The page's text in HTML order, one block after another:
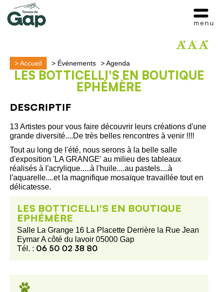
>Accueil > Événements >Agenda
LES BOTTICELLI'S EN BOUTIQUE
EPHÉMÈRE
DESCRIPTIF
13 Artistes pour vous faire découvrir leurs créations d'une
grande diversité....De très belles rencontres à venir !!!!
Tout au long de l'été, nous serons à la belle salle
d'exposition 'LA GRANGE' au milieu des tableaux
réalisés à l'acrylique.....à l'huile....au pastels....à
l'aquarelle....et la magnifique mosaïque travaillée tout en
délicatesse.
LES BOTTICELLI'S EN BOUTIQUE
EPHÉMÈRE
Salle La Grange 16 La Placette Derrière la Rue Jean
Eymar A côté du lavoir 05000 Gap
Tél. : 06 50 02 38 80
menu